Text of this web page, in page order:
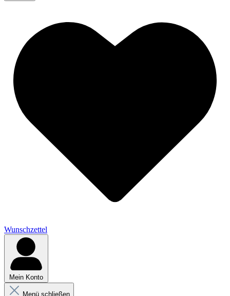
Wunschzettel
Mein Konto
Menü schließen